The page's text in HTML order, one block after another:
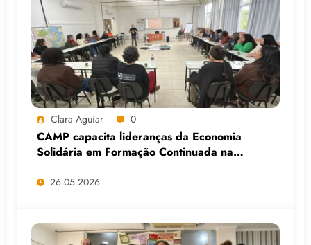
Clara Aguiar 0
CAMP capacita lideranças da Economia
Solidária em Formação Continuada na
Faculdade do Assentamento do MST, em
Viamão (RS)
26.05.2026